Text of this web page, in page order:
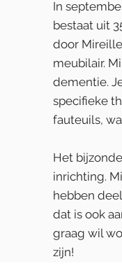
In
bestaat uit
door
meubilair.
dementie.
specifieke
fauteuils,
Het
inrichting.
hebben
dat is ook
graag wil
zijn!